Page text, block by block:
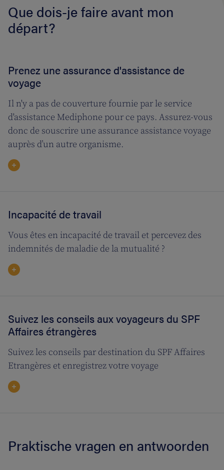
Que dois-je faire avant mon
départ?
Prenez une assurance d'assistance de
voyage
Il n'y a pas de couverture fournie par le service
d'assistance Mediphone pour ce pays. Assurez-vous
donc de souscrire une assurance assistance voyage
auprès d’un autre organisme.
Incapacité de travail
Vous êtes en incapacité de travail et percevez des
indemnités de maladie de la mutualité ?
Suivez les conseils aux voyageurs du SPF
Affaires étrangères
Suivez les conseils par destination du SPF Affaires
Etrangères et enregistrez votre voyage
Praktische vragen en antwoorden